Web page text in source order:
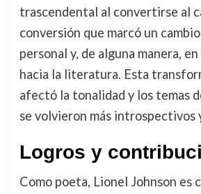
trascendental al convertirse al
conversión que marcó un
personal y, de alguna manera,
hacia la literatura. Esta
afectó la tonalidad y los temas
se volvieron más introspectivos
Logros y
Como poeta, Lionel Johnson es